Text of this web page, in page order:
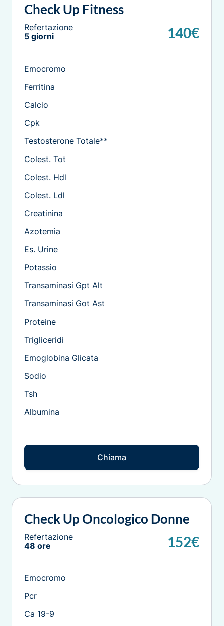
Check Up Fitness
Refertazione
5 giorni
140€
Emocromo
Ferritina
Calcio
Cpk
Testosterone Totale**
Colest. Tot
Colest. Hdl
Colest. Ldl
Creatinina
Azotemia
Es. Urine
Potassio
Transaminasi Gpt Alt
Transaminasi Got Ast
Proteine
Trigliceridi
Emoglobina Glicata
Sodio
Tsh
Albumina
Chiama
Check Up Oncologico Donne
Refertazione
48 ore
152€
Emocromo
Pcr
Ca 19-9